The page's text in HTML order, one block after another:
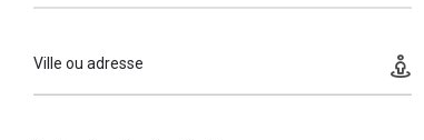
Ville ou adresse